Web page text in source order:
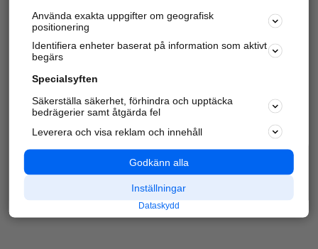
Varje vecka besöker du och4 miljoner
andra
härliga användare oss för att hitta rätt lokal
information om företag, privatpersoner och
platser.
Använda exakta uppgifter om geografisk
positionering
Identifiera enheter baserat på information som aktivt
begärs
Specialsyften
Säkerställa säkerhet, förhindra och upptäcka
bedrägerier samt åtgärda fel
Leverera och visa reklam och innehåll
Godkänn alla
Inställningar
Dataskydd